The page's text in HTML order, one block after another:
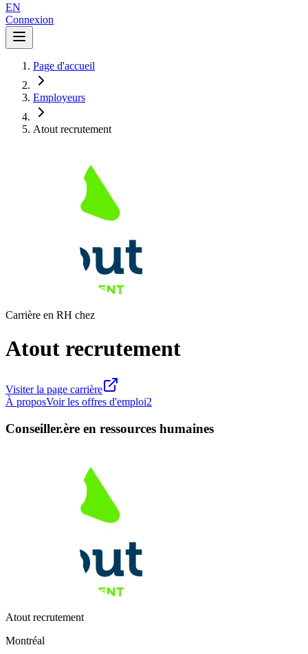
EN
Connexion
Page d'accueil
Employeurs
Atout recrutement
Carrière en RH chez
Atout recrutement
Visiter la page carrière
À proposVoir les offres d'emploi2
Conseiller.ère en ressources humaines
Atout recrutement
Montréal